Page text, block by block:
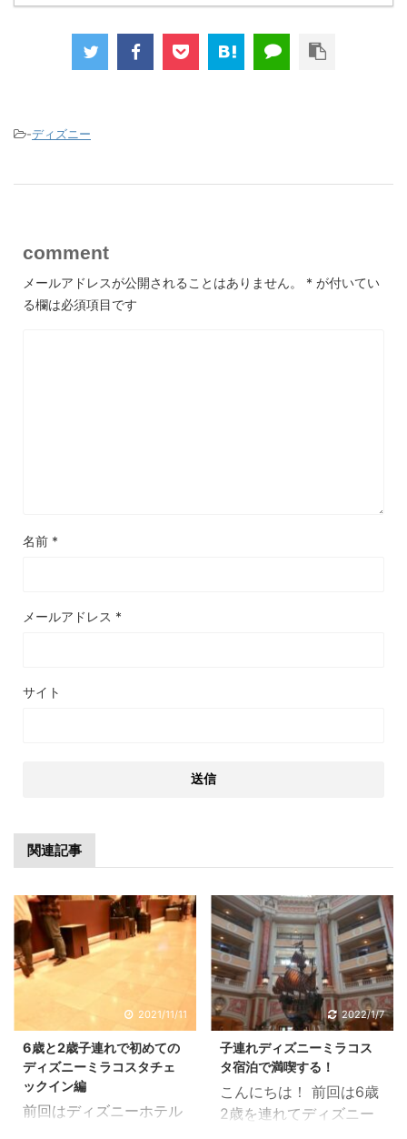
-ディズニー
comment
メールアドレスが公開されることはありません。 * が付いてい
る欄は必須項目です
名前 *
メールアドレス *
サイト
関連記事
2021/11/11
6歳と2歳子連れで初めての
ディズニーミラコスタチェ
ックイン編
前回はディズニーホテル
2022/1/7
子連れディズニーミラコス
タ宿泊で満喫する！
こんにちは！ 前回は6歳
2歳を連れてディズニー